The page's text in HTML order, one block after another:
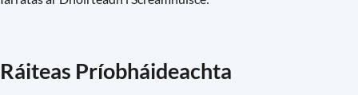
Ráiteas Príobháideachta